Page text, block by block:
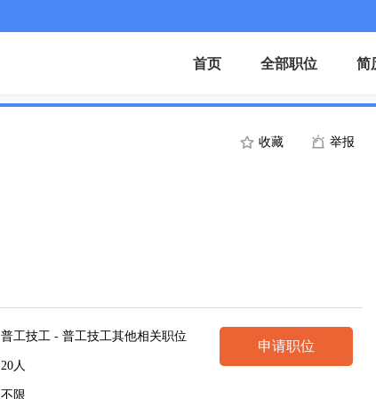
首页 全部职位 简
收藏 举报
普工技工 - 普工技工其他相关职位
20人
不限
申请职位